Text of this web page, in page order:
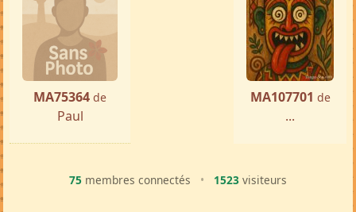
MA75364 de
Paul
MA107701 de
...
75 membres connectés • 1523 visiteurs